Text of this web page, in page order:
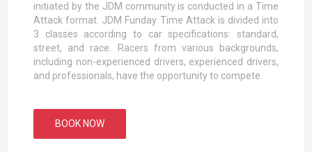
initiated by the JDM community is conducted in a Time
Attack format. JDM Funday Time Attack is divided into
3 classes according to car specifications: standard,
street, and race. Racers from various backgrounds,
including non-experienced drivers, experienced drivers,
and professionals, have the opportunity to compete.
BOOK NOW